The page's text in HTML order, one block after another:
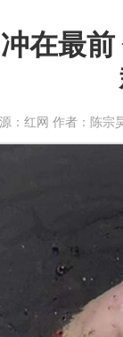
在最
：红网 作者：陈宗